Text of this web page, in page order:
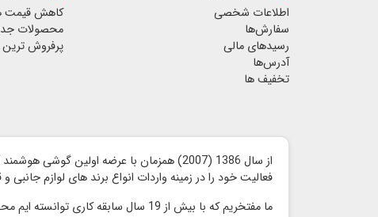
اطلاعات شخصی
سفارش‌ها
رسیدهای مالی
آدرس‌ها
تخفیف ها
کاهش قیمت
محصولات
پرفروش ترین
از سال 1386 (2007) همزمان با عرضه اولین گوشی هوشمند آیفون توسط شرکت اپل ،
فعالیت خود را در زمینه واردات انواع برند های لوازم
ما مفتخریم که با بیش از 19 سال سابقه کاری توانسته ایم محصولات با کیفیت را با قیمت مناسب و رقابتی بدون واسطه به مشتریان گرامی ارائه کنیم